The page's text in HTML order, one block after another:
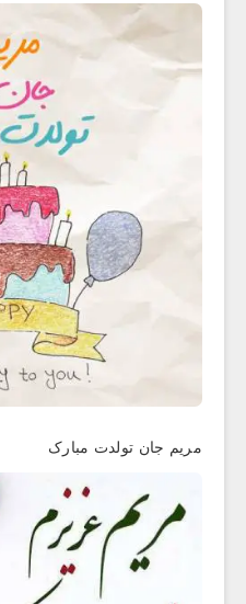
مریم جان تولدت مبارک